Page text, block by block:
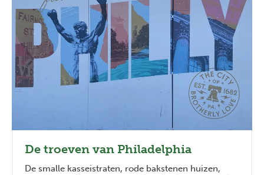
De troeven van Philadelphia
De smalle kasseistraten, rode bakstenen huizen,